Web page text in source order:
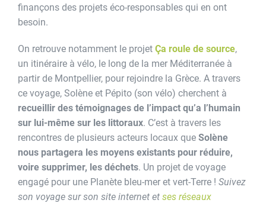
finançons des projets éco-responsables qui en ont
besoin.
On retrouve notamment le projet Ça roule de source,
un itinéraire à vélo, le long de la mer Méditerranée à
partir de Montpellier, pour rejoindre la Grèce. A travers
ce voyage, Solène et Pépito (son vélo) cherchent à
recueillir des témoignages de l’impact qu’a l’humain
sur lui-même sur les littoraux. C’est à travers les
rencontres de plusieurs acteurs locaux que Solène
nous partagera les moyens existants pour réduire,
voire supprimer, les déchets. Un projet de voyage
engagé pour une Planète bleu-mer et vert-Terre ! Suivez
son voyage sur son site internet et ses réseaux